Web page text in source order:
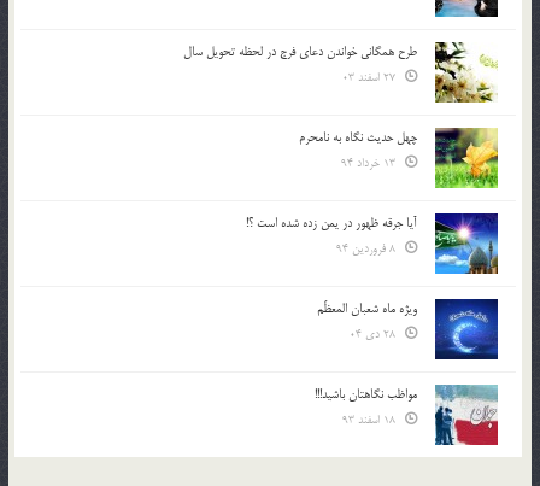
طرح همگانی خواندن دعای فرج در لحظه تحویل سال
چهل حدیث نگاه به نامحرم
آیا جرقه ظهور در یمن زده شده است ؟!
ویژه ماه شعبان المعظّم
مواظب نگاهتان باشید!!!